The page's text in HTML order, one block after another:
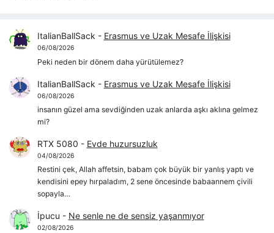
ItalianBallSack - Erasmus ve Uzak Mesafe İlişkisi
06/08/2026
Peki neden bir dönem daha yürütülemez?
ItalianBallSack - Erasmus ve Uzak Mesafe İlişkisi
06/08/2026
insanın güzel ama sevdiğinden uzak anlarda aşkı aklına gelmez
mi?
RTX 5080 - Evde huzursuzluk
04/08/2026
Restini çek, Allah affetsin, babam çok büyük bir yanlış yaptı ve
kendisini epey hırpaladım, 2 sene öncesinde babaannem çivili
sopayla…
İpucu - Ne senle ne de sensiz yaşanmıyor
02/08/2026